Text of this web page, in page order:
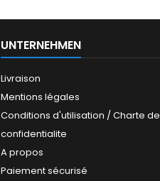
UNTERNEHMEN
Livraison
Mentions légales
Conditions d'utilisation / Charte de
confidentialite
A propos
Paiement sécurisé